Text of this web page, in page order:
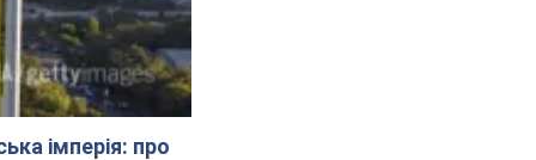
імперія: про